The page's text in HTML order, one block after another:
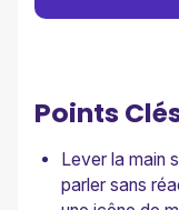
Points
Lever la main
parler sans